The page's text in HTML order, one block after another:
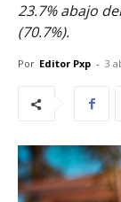
23.7% abajo
(70.7%).
Por Editor Pxp - 3